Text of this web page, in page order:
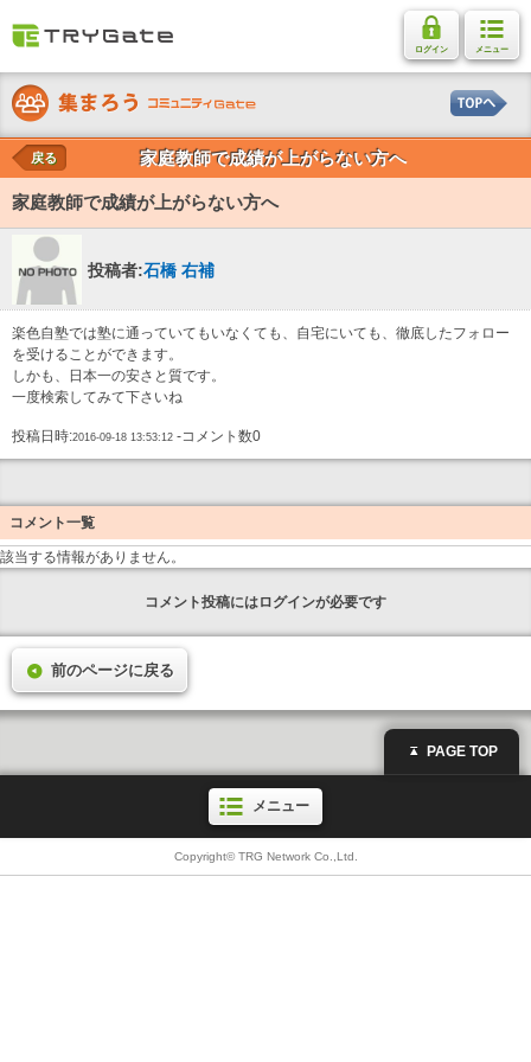
ログイン メニュー
戻る 家庭教師で成績が上がらない方へ
家庭教師で成績が上がらない方へ
投稿者:石橋 右補
楽色自塾では塾に通っていてもいなくても、自宅にいても、徹底したフォロー
を受けることができます。
しかも、日本一の安さと質です。
一度検索してみて下さいね
投稿日時:2016-09-18 13:53:12 -コメント数0
コメント一覧
該当する情報がありません。
コメント投稿にはログインが必要です
前のページに戻る
PAGE TOP
メニュー
Copyright© TRG Network Co.,Ltd.